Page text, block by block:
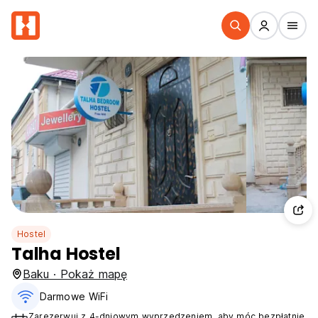
Hostel
Talha Hostel
Baku · Pokaż mapę
Darmowe WiFi